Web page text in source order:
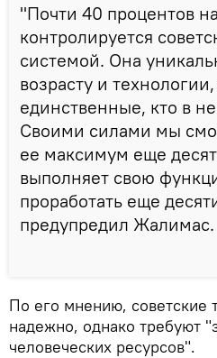
"Почти 40 процентов
контролируется
системой. Она
возрасту и
единственные, кто в
Своими силами мы
ее максимум еще
выполняет свою
проработать еще
предупредил Жалимас.
По его мнению, советские
надежно, однако требуют
человеческих ресурсов".